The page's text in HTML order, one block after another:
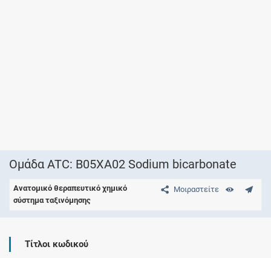
Ομάδα ATC: B05XA02 Sodium bicarbonate
Μοιραστείτε
Ανατομικό θεραπευτικό χημικό
σύστημα ταξινόμησης
Τίτλοι κωδικού